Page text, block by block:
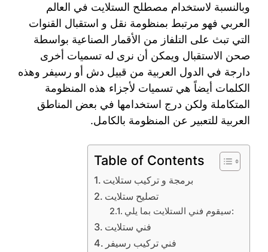
وبالنسبة لاستخدام مصطلح الستلايت في العالم
العربي فهو مرتبط بمنظومة نقل و استقبال القنوات
التي تبث على التلفاز من الأقمار الصناعية بواسطة
صحن الاستقبال ويمكن أن نرى له تسميات أخرى
دارجة في الدول العربية من قبيل دش أو رسيفر وهذه
الكلمات أيضاً هي تسميات لأجزاء هذه المنظومة
المتكاملة ولكن درج استخدامها في بعض المناطق
العربية للتعبير عن المنظومة بالكامل.
Table of Contents
برمجة و تركيب ستلايت
تصليح ستلايت
سيقوم فني الستلايت بما يلي:
فني ستلايت
فني تركيب رسيفر